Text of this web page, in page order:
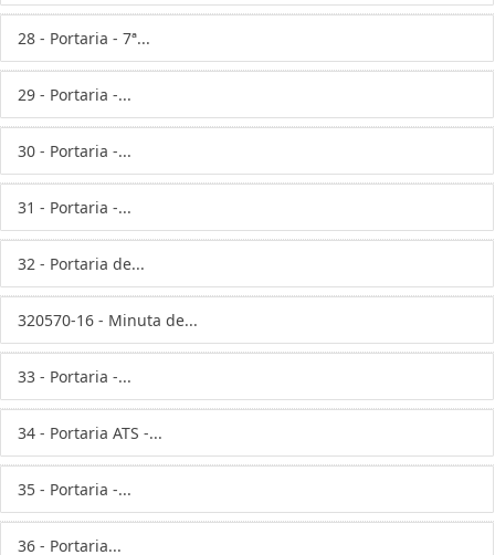
28 - Portaria - 7ª...
29 - Portaria -...
30 - Portaria -...
31 - Portaria -...
32 - Portaria de...
320570-16 - Minuta de...
33 - Portaria -...
34 - Portaria ATS -...
35 - Portaria -...
36 - Portaria...